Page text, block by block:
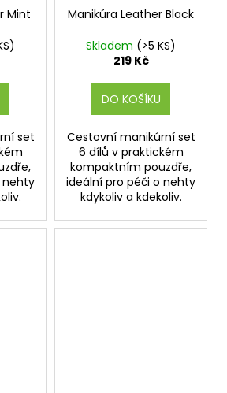
Mint
set
nehty
Manikúra Leather Black
Skladem (>5 KS)
219 Kč
DO KOŠÍKU
Cestovní manikúrní set
6 dílů v praktickém
kompaktním pouzdře,
ideální pro péči o nehty
kdykoliv a kdekoliv.